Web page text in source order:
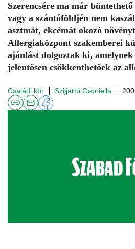
Szerencsére ma már
vagy a szántóföldjén nem
asztmát, ekcémát okozó
Allergiaközpont szakemberei
ajánlást dolgoztak ki,
jelentősen csökkenthetőek az
Családi kör Szijjártó Gabriella